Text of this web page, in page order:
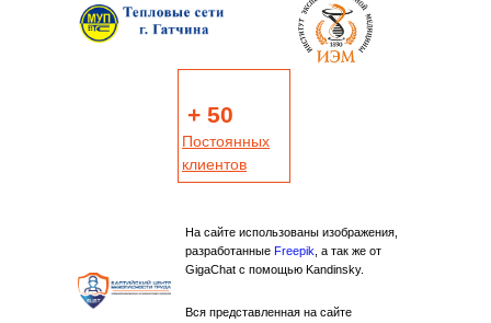
Вся представленная на сайте
+ 50
Постоянных
клиентов
На сайте использованы изображения,
разработанные Freepik , а так же от
GigaChat с помощью Kandinsky.